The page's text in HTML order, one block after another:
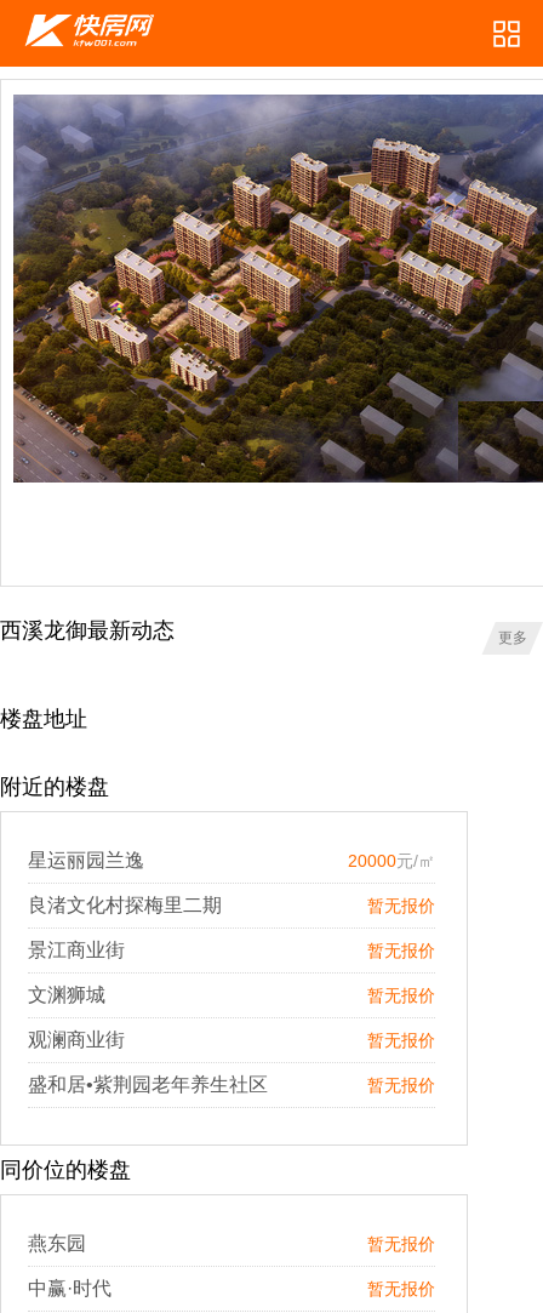
西溪龙御最新动态 更多
楼盘地址
附近的楼盘
星运丽园兰逸 20000元/㎡
良渚文化村探梅里二期 暂无报价
景江商业街 暂无报价
文渊狮城 暂无报价
观澜商业街 暂无报价
盛和居•紫荆园老年养生社区 暂无报价
同价位的楼盘
燕东园 暂无报价
中赢·时代 暂无报价